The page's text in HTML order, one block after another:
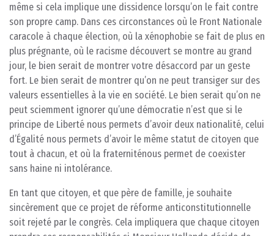
même si cela implique une dissidence lorsqu’on le fait contre
son propre camp. Dans ces circonstances où le Front Nationale
caracole à chaque élection, où la xénophobie se fait de plus en
plus prégnante, où le racisme découvert se montre au grand
jour, le bien serait de montrer votre désaccord par un geste
fort. Le bien serait de montrer qu’on ne peut transiger sur des
valeurs essentielles à la vie en société. Le bien serait qu’on ne
peut sciemment ignorer qu’une démocratie n’est que si le
principe de Liberté nous permets d’avoir deux nationalité, celui
d’Égalité nous permets d’avoir le même statut de citoyen que
tout à chacun, et où la fraterniténous permet de coexister
sans haine ni intolérance.
En tant que citoyen, et que père de famille, je souhaite
sincèrement que ce projet de réforme anticonstitutionnelle
soit rejeté par le congrès. Cela impliquera que chaque citoyen